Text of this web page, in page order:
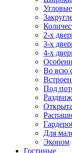
2-х
3-х
4-х
Во всю
Под
Для
Эконом
Гостиные